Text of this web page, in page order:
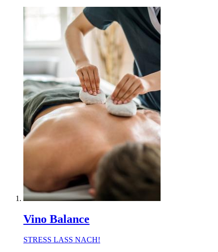
Vino Balance
STRESS LASS NACH!